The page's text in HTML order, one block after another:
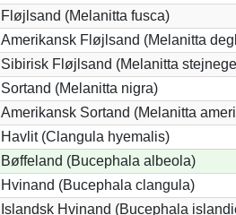
Fløjlsand (Melanitta fusca)
Amerikansk Fløjlsand (Melanitta
Sibirisk Fløjlsand (Melanitta
Sortand (Melanitta nigra)
Amerikansk Sortand (Melanitta
Havlit (Clangula hyemalis)
Bøffeland (Bucephala albeola)
Hvinand (Bucephala clangula)
Islandsk Hvinand (Bucephala